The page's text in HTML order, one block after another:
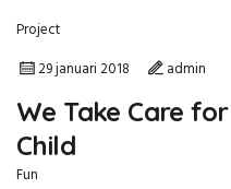
Project
29 januari 2018
admin
We Take Care
Child
Fun